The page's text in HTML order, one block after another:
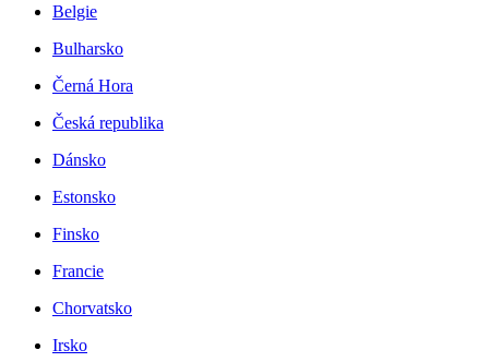
Belgie
Bulharsko
Černá Hora
Česká republika
Dánsko
Estonsko
Finsko
Francie
Chorvatsko
Irsko